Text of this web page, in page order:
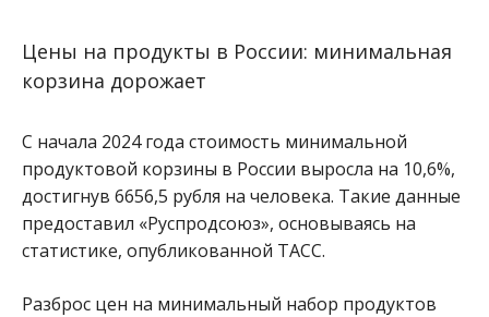
Цены на продукты в России: минимальная
корзина дорожает
С начала 2024 года стоимость минимальной
продуктовой корзины в России выросла на 10,6%,
достигнув 6656,5 рубля на человека. Такие данные
предоставил «Руспродсоюз», основываясь на
статистике, опубликованной ТАСС.
Разброс цен на минимальный набор продуктов